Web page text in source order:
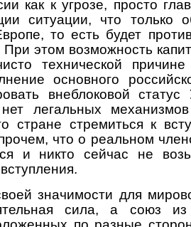
как к угрозе, просто
ситуации, что только
то есть будет
этом возможность
технической
основного
внеблоковой
нет легальных
стране стремиться к
что о реальном
и никто сейчас не
значимости для
сила, а союз